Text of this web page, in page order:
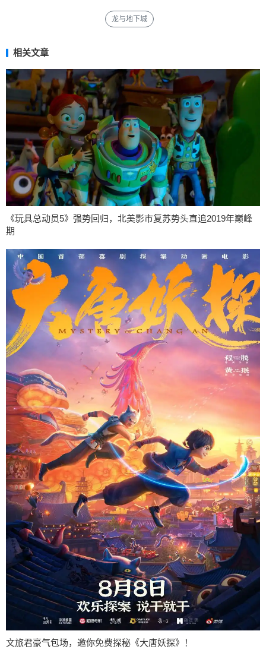
龙与地下城
相关文章
《玩具总动员5》强势回归，北美影市复苏势头直追2019年巅峰
期
文旅君豪气包场，邀你免费探秘《大唐妖探》！